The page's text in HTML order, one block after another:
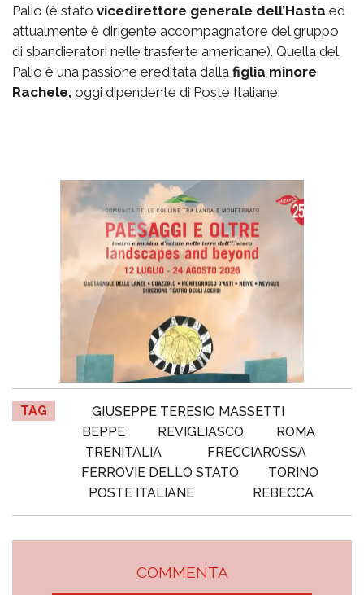
Palio (è stato vicedirettore generale dell’Hasta ed
attualmente è dirigente accompagnatore del gruppo
di sbandieratori nelle trasferte americane). Quella del
Palio è una passione ereditata dalla figlia minore
Rachele, oggi dipendente di Poste Italiane.
TAG
GIUSEPPE TERESIO MASSETTI
BEPPE
REVIGLIASCO
ROMA
TRENITALIA
FRECCIAROSSA
FERROVIE DELLO STATO
TORINO
POSTE ITALIANE
REBECCA
COMMENTA